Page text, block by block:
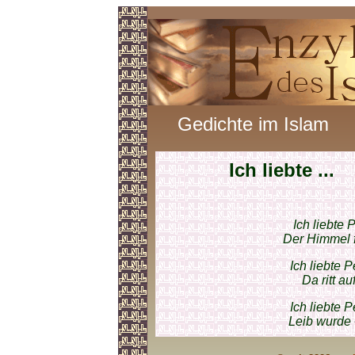
Gedichte im Islam
Ich liebte ...
Ich liebte
Der Himmel
Ich liebte
Da ritt
Ich liebte
Leib wurde